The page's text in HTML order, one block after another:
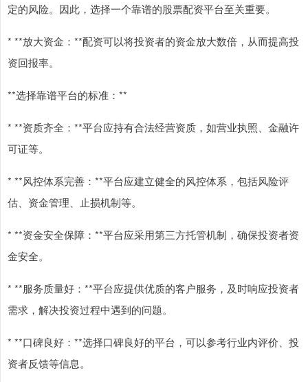
定的风险。因此，选择一个靠谱的股票配资平台至关重要。
* **放大资金：**配资可以将投资者的资金放大数倍，从而提高投
资回报率。
**选择靠谱平台的标准：**
* **资质齐全：**平台应持有合法经营资质，如营业执照、金融许
可证等。
* **风控体系完善：**平台应建立健全的风控体系，包括风险评
估、资金管理、止损机制等。
* **资金安全保障：**平台应采用第三方托管机制，确保投资者资
金安全。
* **服务质量好：**平台应提供优质的客户服务，及时响应投资者
需求，解决投资过程中遇到的问题。
* **口碑良好：**选择口碑良好的平台，可以参考行业内评价、投
资者反馈等信息。